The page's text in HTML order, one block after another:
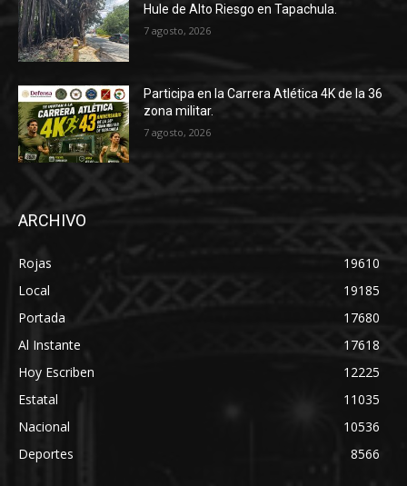
Hule de Alto Riesgo en Tapachula.
7 agosto, 2026
Participa en la Carrera Atlética 4K de la 36
zona militar.
7 agosto, 2026
ARCHIVO
Rojas
19610
Local
19185
Portada
17680
Al Instante
17618
Hoy Escriben
12225
Estatal
11035
Nacional
10536
Deportes
8566